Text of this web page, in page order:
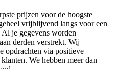
prijzen voor de hoogste
vrijblijvend langs voor een
je gegevens worden
derden verstrekt. Wij
opdrachten via positieve
We hebben meer dan